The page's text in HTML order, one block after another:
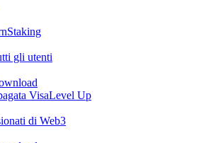
Staking
gli utenti
VisaLevel Up
di Web3